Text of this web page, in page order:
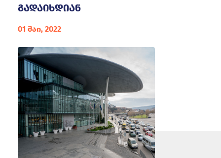
გადაიხდიან
01 მაი, 2022